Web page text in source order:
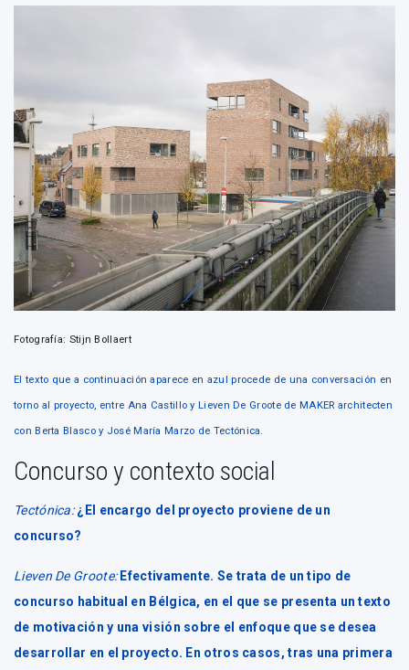
Fotografía: Stijn Bollaert
El texto que a continuación aparece en azul procede de una conversación en
torno al proyecto, entre Ana Castillo y Lieven De Groote de MAKER architecten
con Berta Blasco y José María Marzo de Tectónica.
Concurso y contexto social
Tectónica:¿El encargo del proyecto proviene de un
concurso?
Lieven De Groote:Efectivamente. Se trata de un tipo de
concurso habitual en Bélgica, en el que se presenta un texto
de motivación y una visión sobre el enfoque que se desea
desarrollar en el proyecto. En otros casos, tras una primera